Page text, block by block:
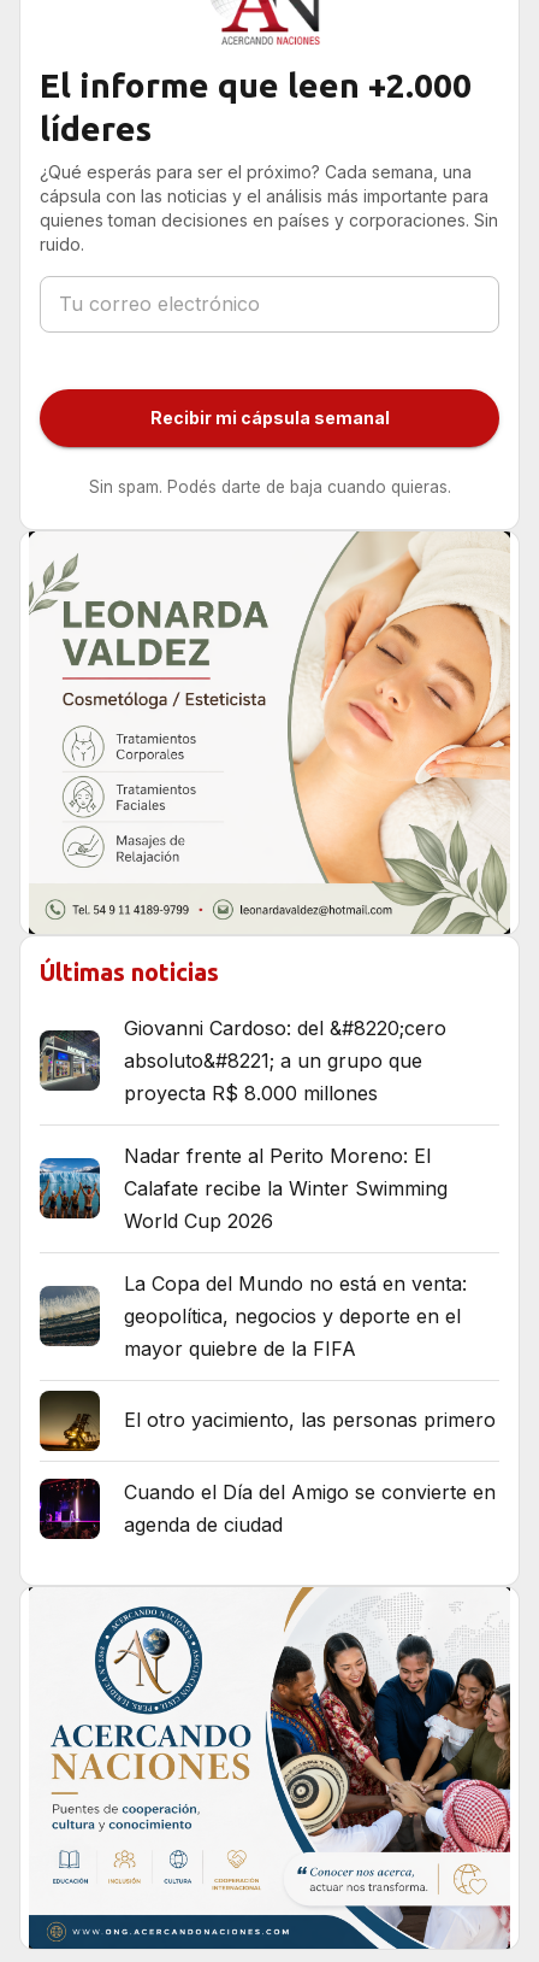
El informe que leen +2.000
líderes
¿Qué esperás para ser el próximo? Cada semana, una
cápsula con las noticias y el análisis más importante para
quienes toman decisiones en países y corporaciones. Sin
ruido.
Recibir mi cápsula semanal
Sin spam. Podés darte de baja cuando quieras.
Últimas noticias
Giovanni Cardoso: del &#8220;cero
absoluto&#8221; a un grupo que
proyecta R$ 8.000 millones
Nadar frente al Perito Moreno: El
Calafate recibe la Winter Swimming
World Cup 2026
La Copa del Mundo no está en venta:
geopolítica, negocios y deporte en el
mayor quiebre de la FIFA
El otro yacimiento, las personas primero
Cuando el Día del Amigo se convierte en
agenda de ciudad